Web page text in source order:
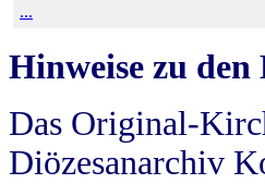
...
Hinweise zu
Das Original-
Diözesanarchiv